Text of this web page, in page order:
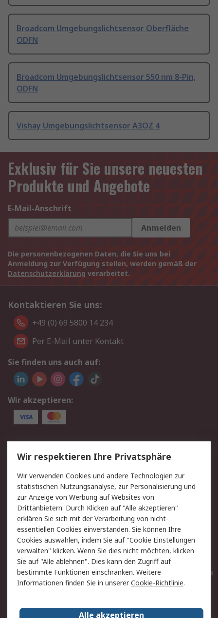
Broadcom Umgebungslichtsensor Oberfläche
ODFN
Broadcom Umgebungslichtsensor 550 nm 8-Pin,
ODFN
Vishay Umgebungslichtsensor A3OZ 4
Exklusiv für Sie unsere neuesten
Produkte und Angebote
E-Mail-Anschrift
Anmelden
Die personenbezogenen Daten, die Sie uns bei
Anmeldung zur Verfügung stellen, werden gemäß der
Datenschutzerklärung verarbeitet.
Kontaktieren Sie uns:
+49 (0) 69 5800 14 234
Per E-Mail unter Kontakt
Sie finden uns auch auf:
Wir akzeptieren:
Service
Value Added Services
Lieferlösungen
Rücksendungen
Kontakt
Hilfe
Privatkunden
Rechtliches
AGB
Datenschutz
Cookie-Richtlinie
Zahlungsbedingungen
Copyright/Impressum
Entsorgung
Elektrogeräte/Batterien
RS weltweit
Wir respektieren Ihre Privatsphäre
Wir verwenden Cookies und andere Technologien zur
statistischen Nutzungsanalyse, zur Personalisierung und
zur Anzeige von Werbung auf Websites von
Drittanbietern. Durch Klicken auf "Alle akzeptieren"
erklären Sie sich mit der Verarbeitung von nicht-
essentiellen Cookies einverstanden. Sie können Ihre
Cookies auswählen, indem Sie auf "Cookie Einstellungen
verwalten" klicken. Wenn Sie dies nicht möchten, klicken
Sie auf "Alle ablehnen". Dies kann den Zugriff auf
bestimmte Funktionen einschränken. Weitere
Informationen finden Sie in unsererCookie-Richtlinie.
Alle akzeptieren